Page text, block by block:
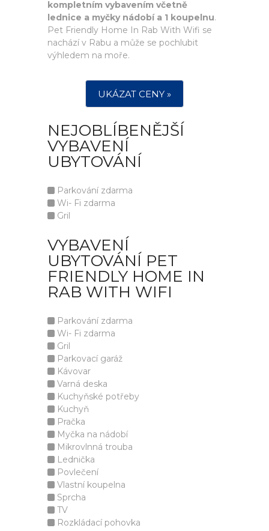
kompletním vybavením včetně
lednice a myčky nádobí a 1 koupelnu.
Pet Friendly Home In Rab With Wifi se
nachází v Rabu a může se pochlubit
výhledem na moře.
UKÁZAT CENY »
NEJOBLÍBENĚJŠÍ
VYBAVENÍ
UBYTOVÁNÍ
Parkování zdarma
Wi- Fi zdarma
Gril
VYBAVENÍ
UBYTOVÁNÍ PET
FRIENDLY HOME IN
RAB WITH WIFI
Parkování zdarma
Wi- Fi zdarma
Gril
Parkovací garáž
Kávovar
Varná deska
Kuchyňské potřeby
Kuchyň
Pračka
Myčka na nádobí
Mikrovlnná trouba
Lednička
Povlečení
Vlastní koupelna
Sprcha
TV
Rozkládací pohovka